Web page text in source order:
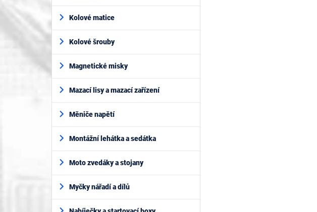
Kolové matice
Kolové šrouby
Magnetické misky
Mazací lisy a mazací zařízení
Měniče napětí
Montážní lehátka a sedátka
Moto zvedáky a stojany
Myčky nářadí a dílů